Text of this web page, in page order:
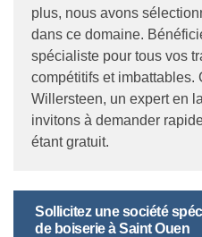
plus, nous avons
dans ce domaine.
spécialiste pour tous vos
compétitifs et imbattables.
Willersteen, un expert en
invitons à demander
étant gratuit.
Sollicitez une société
de boiserie à Saint Ouen